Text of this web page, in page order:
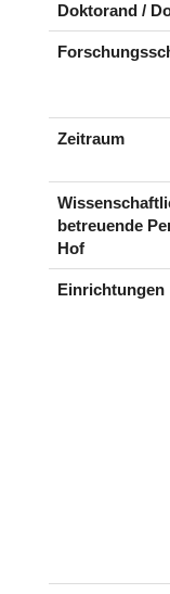
Doktorand /
Zeitraum
betreuende
Hof
Einrichtungen